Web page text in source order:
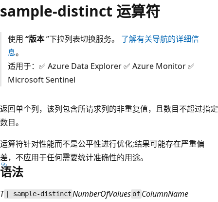
sample-distinct 运算符
使用 “版本”下拉列表切换服务。 了解有关导航的详细信
息。
适用于：✅ Azure Data Explorer ✅ Azure Monitor ✅
Microsoft Sentinel
返回单个列，该列包含所请求列的非重复值，且数目不超过指定
数目。
运算符针对性能而不是公平性进行优化;结果可能存在严重偏
差，不应用于任何需要统计准确性的用途。
语法
T | sample-distinct NumberOfValues ofColumnName